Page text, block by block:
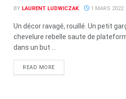
BY LAURENT LUDWICZAK 1 MARS 2022
Un décor ravagé, rouillé. Un petit
chevelure rebelle saute de
dans un but ...
READ MORE